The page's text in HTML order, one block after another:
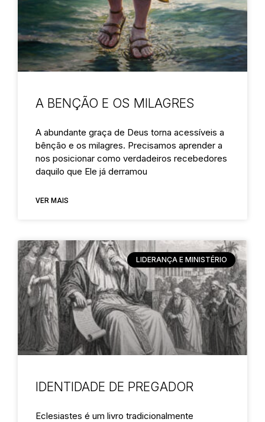
A BENÇÃO E OS MILAGRES
A abundante graça de Deus torna acessíveis a
bênção e os milagres. Precisamos aprender a
nos posicionar como verdadeiros recebedores
daquilo que Ele já derramou
VER MAIS
LIDERANÇA E MINISTÉRIO
IDENTIDADE DE PREGADOR
Eclesiastes é um livro tradicionalmente